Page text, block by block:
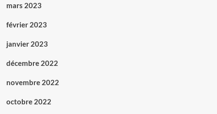
mars 2023
février 2023
janvier 2023
décembre 2022
novembre 2022
octobre 2022